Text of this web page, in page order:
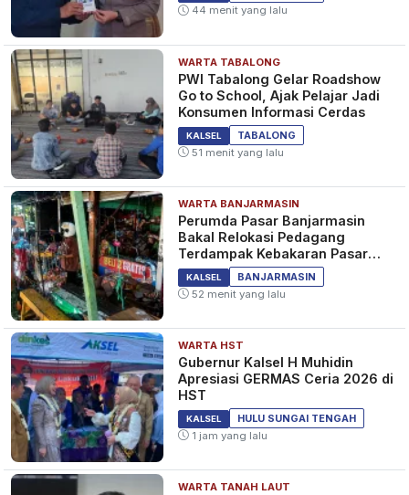
44 menit yang lalu
WARTA TABALONG
PWI Tabalong Gelar Roadshow
Go to School, Ajak Pelajar Jadi
Konsumen Informasi Cerdas
KALSEL
TABALONG
51 menit yang lalu
WARTA BANJARMASIN
Perumda Pasar Banjarmasin
Bakal Relokasi Pedagang
Terdampak Kebakaran Pasar
Teluk Dalam
KALSEL
BANJARMASIN
52 menit yang lalu
WARTA HST
Gubernur Kalsel H Muhidin
Apresiasi GERMAS Ceria 2026 di
HST
KALSEL
HULU SUNGAI TENGAH
1 jam yang lalu
WARTA TANAH LAUT